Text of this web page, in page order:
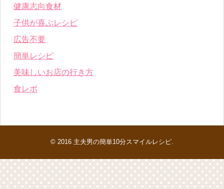
健康志向食材
子供が喜ぶレシピ
広告不要
簡単レシピ
美味しいお店の行き方
食レポ
© 2016 主夫男の簡単10分スマイルレシピ